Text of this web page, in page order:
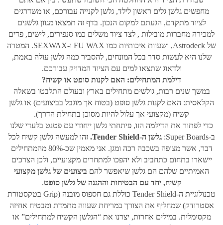
המוצר
מחפשים גלשן גלים ראשון לילד, גלשן לקנייה עבורכם, או משדרגים
לציוד מתקדם, הגעתם למקום הנכון. בדף זה תמצאו מגוון גלשנים
למכירה מחברות מובילות , לצד ציוד משלים כמו סנפירים, לישים, פדים
של Astrodeck, ושעוות איכותיות כמו FU WAX ו-SEXWAX. המטרה
שלנו היא לעשות סדר בכל המונחים, להסביר כמה גלשן עולה באמת,
ולדאוג שתצאו למים עם הציוד המדויק עבורכם.
דילמת המתחילים: האם לקנות סופט או קשיח?
במשך שנים רבות, גולשים מתחילים בארץ ובעולם התלבטו בשאלה
הקלאסית: האם לקנות גלשן סופט (בטוח אך מוגבל בביצועים) או גלשן
קשיח (מקצועי אך עלול להיות מסוכן בתחילת הדרך).
כדי לפתור את הדילמה הזו, פיתחתי גלשן ייחודי עם פטנט בלעדי שלנו
ב-Super Boards:
גלשן ה-Tender Shield. זהו למעשה גלשן קשיח לכל
דבר, אשר מצופה בשכבה רכה ומגן. אני מאמין שכ-80% מהמתחילים
יישארו בתחום כתחביב ולא יהפכו למתחרים מקצועיים, ולכן הצרכים
האמיתיים שלהם הם גלשן שיאפשר להם ביצועים של גלשן מקצועי
קשיח, יחד עם הבטיחות וההגנה של גלשן סופט.
טכנולוגיית ה-Tender Shield כוללת גם חספוס מובנה (Grip בטקסטורת
אסטרודק) שמחליף את הצורך במריחת שעווה מתמדת ומבטיח אחיזה
מקסימלית. במילים אחרות, יצרנו את “הגלשן הקשיח למתחילים” או